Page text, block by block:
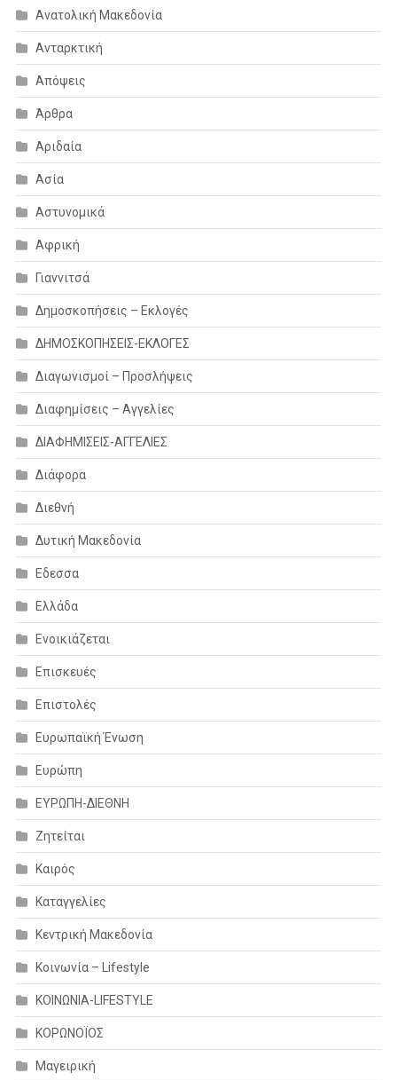
Ανατολική Μακεδονία
Ανταρκτική
Απόψεις
Άρθρα
Αριδαία
Ασία
Αστυνομικά
Αφρική
Γιαννιτσά
Δημοσκοπήσεις – Εκλογές
ΔΗΜΟΣΚΟΠΗΣΕΙΣ-ΕΚΛΟΓΕΣ
Διαγωνισμοί – Προσλήψεις
Διαφημίσεις – Αγγελίες
ΔΙΑΦΗΜΙΣΕΙΣ-ΑΓΓΕΛΙΕΣ
Διάφορα
Διεθνή
Δυτική Μακεδονία
Εδεσσα
Ελλάδα
Ενοικιάζεται
Επισκευές
Επιστολές
Ευρωπαϊκή Ένωση
Ευρώπη
ΕΥΡΩΠΗ-ΔΙΕΘΝΗ
Ζητείται
Καιρός
Καταγγελίες
Κεντρική Μακεδονία
Κοινωνία – Lifestyle
ΚΟΙΝΩΝΙΑ-LIFESTYLE
ΚΟΡΩΝΟΪΟΣ
Μαγειρική